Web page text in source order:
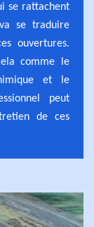
se rattachent
se traduire
ouvertures.
comme le
et le
peut
de ces